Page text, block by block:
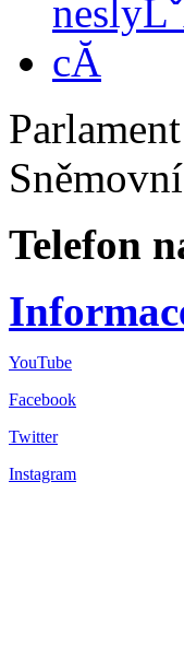
Telefon
YouTube
Facebook
Twitter
Instagram